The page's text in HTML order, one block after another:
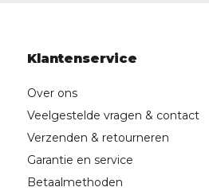
Klantenservice
Over ons
Veelgestelde vragen & contact
Verzenden & retourneren
Garantie en service
Betaalmethoden